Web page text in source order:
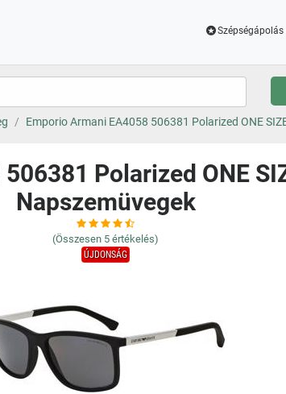
Szépségápolás
Emporio Armani EA4058 506381 Polarized ONE
Polarized ONE
Napszemüvegek
(Összesen 5 értékelés)
ÚJDONSÁG